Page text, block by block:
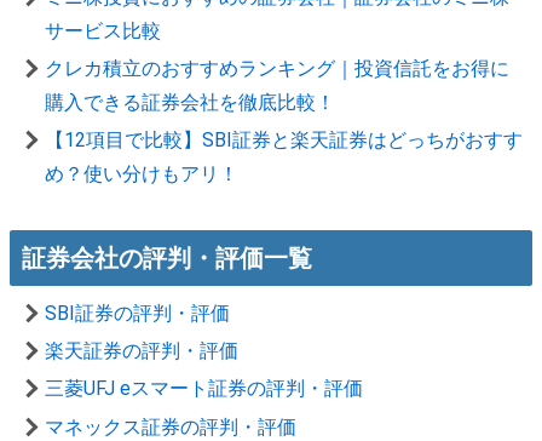
サービス比較
クレカ積立のおすすめランキング｜投資信託をお得に
購入できる証券会社を徹底比較！
【12項目で比較】SBI証券と楽天証券はどっちがおすす
め？使い分けもアリ！
証券会社の評判・評価一覧
SBI証券の評判・評価
楽天証券の評判・評価
三菱UFJ eスマート証券の評判・評価
マネックス証券の評判・評価